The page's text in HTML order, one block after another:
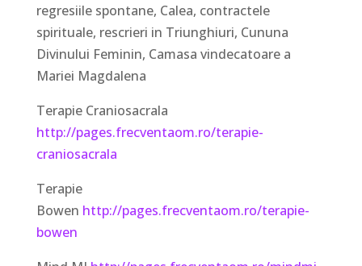
regresiile spontane, Calea, contractele
spirituale, rescrieri in Triunghiuri, Cununa
Divinului Feminin, Camasa vindecatoare a
Mariei Magdalena
Terapie Craniosacrala
http://pages.frecventaom.ro/terapie-
craniosacrala
Terapie
Bowen http://pages.frecventaom.ro/terapie-
bowen